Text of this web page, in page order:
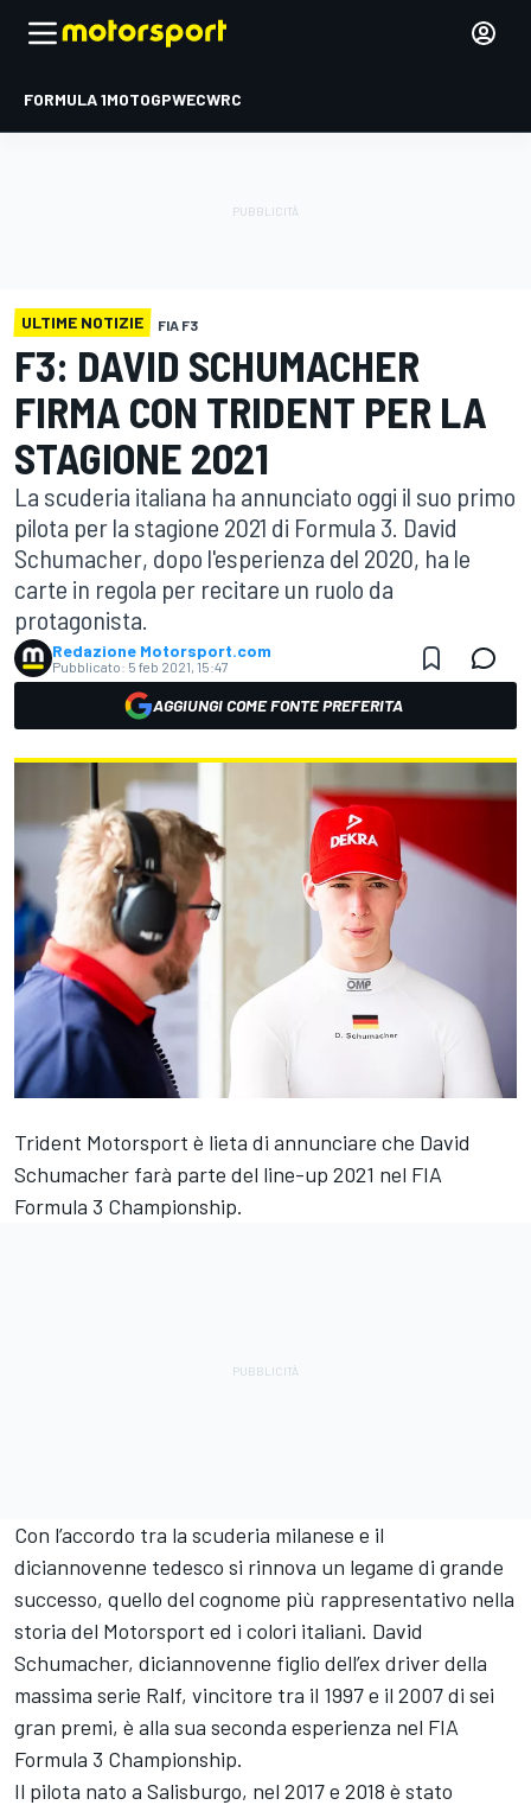
FORMULA 1MOTOGPWECWRC
ULTIME NOTIZIE FIA F3
F3: DAVID SCHUMACHER
FIRMA CON TRIDENT PER LA
STAGIONE 2021
La scuderia italiana ha annunciato oggi il suo primo
pilota per la stagione 2021 di Formula 3. David
Schumacher, dopo l'esperienza del 2020, ha le
carte in regola per recitare un ruolo da
protagonista.
Redazione Motorsport.com
Pubblicato: 5 feb 2021, 15:47
AGGIUNGI COME FONTE PREFERITA
Trident Motorsport è lieta di annunciare che David
Schumacher farà parte del line-up 2021 nel FIA
Formula 3 Championship.
Con l’accordo tra la scuderia milanese e il
diciannovenne tedesco si rinnova un legame di grande
successo, quello del cognome più rappresentativo nella
storia del Motorsport ed i colori italiani. David
Schumacher, diciannovenne figlio dell’ex driver della
massima serie Ralf, vincitore tra il 1997 e il 2007 di sei
gran premi, è alla sua seconda esperienza nel FIA
Formula 3 Championship.
Il pilota nato a Salisburgo, nel 2017 e 2018 è stato